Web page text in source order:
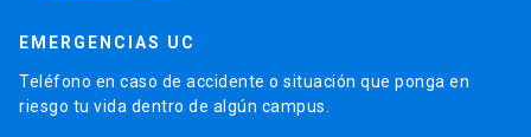
EMERGENCIAS UC
Teléfono en caso de accidente o situación que ponga en
riesgo tu vida dentro de algún campus.